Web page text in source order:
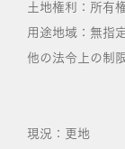
土地権利：所有
用途地域：無指
他の法令上の制
宅地造
静岡県
現況：更地